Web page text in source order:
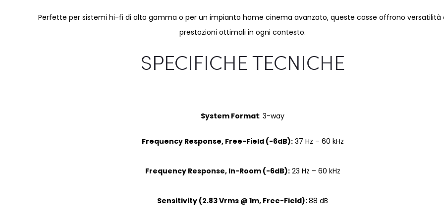
Perfette per sistemi hi-fi di alta gamma o per un impianto home cinema avanzato, queste casse offrono versatilità
prestazioni ottimali in ogni contesto.
SPECIFICHE TECNICHE
System Format: 3-way
Frequency Response, Free-Field (-6dB)​:37 Hz – 60 kHz​
Frequency Response, In-Room (-6dB):23 Hz – 60 kHz
Sensitivity (2.83 Vrms @ 1m, Free-Field)​​:88 dB